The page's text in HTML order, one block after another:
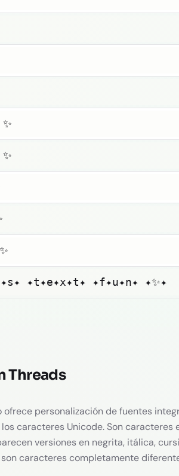
✦t✦e✦x✦t✦ ✦f✦u✦n✦ ✦✨✦
Threads
ofrece personalización de fuentes
caracteres Unicode. Son caracteres
versiones en negrita, itálica,
caracteres completamente